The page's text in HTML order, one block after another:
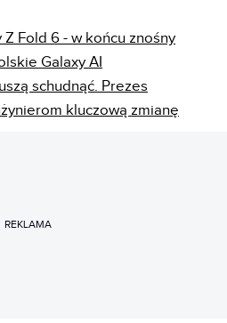
Z Fold 6 - w końcu znośny
Galaxy AI
schudnąć. Prezes
kluczową zmianę
REKLAMA